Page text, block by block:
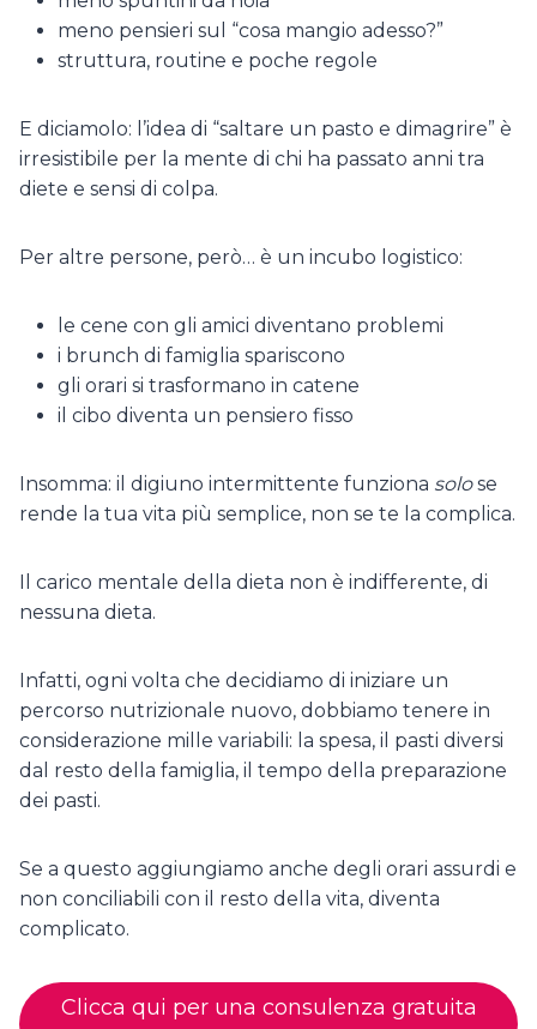
meno pensieri sul “cosa mangio adesso?”
struttura, routine e poche regole
E diciamolo: l’idea di “saltare un pasto e dimagrire” è
irresistibile per la mente di chi ha passato anni tra
diete e sensi di colpa.
Per altre persone, però… è un incubo logistico:
le cene con gli amici diventano problemi
i brunch di famiglia spariscono
gli orari si trasformano in catene
il cibo diventa un pensiero fisso
Insomma: il digiuno intermittente funziona solose
rende la tua vita più semplice, non se te la complica.
Il carico mentale della dieta non è indifferente, di
nessuna dieta.
Infatti, ogni volta che decidiamo di iniziare un
percorso nutrizionale nuovo, dobbiamo tenere in
considerazione mille variabili: la spesa, il pasti diversi
dal resto della famiglia, il tempo della preparazione
dei pasti.
Se a questo aggiungiamo anche degli orari assurdi e
non conciliabili con il resto della vita, diventa
complicato.
Clicca qui per una consulenza gratuita